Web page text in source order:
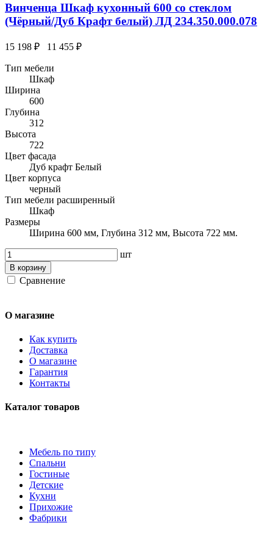
Винченца Шкаф кухонный 600 со стеклом
(Чёрный/Дуб Крафт белый) ЛД 234.350.000.078
15 198 ₽ 11 455 ₽
Тип мебели
Шкаф
Ширина
600
Глубина
312
Высота
722
Цвет фасада
Дуб крафт Белый
Цвет корпуса
черный
Тип мебели расширенный
Шкаф
Размеры
Ширина 600 мм, Глубина 312 мм, Высота 722 мм.
шт
В корзину
Сравнение
О магазине
Как купить
Доставка
О магазине
Гарантия
Контакты
Каталог товаров
Мебель по типу
Спальни
Гостиные
Детские
Кухни
Прихожие
Фабрики